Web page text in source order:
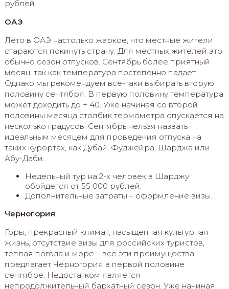
рублей.
ОАЭ
Лето в ОАЭ настолько жаркое, что местные жители
стараются покинуть страну. Для местных жителей это
обычно сезон отпусков. Сентябрь более приятный
месяц, так как температура постепенно падает.
Однако мы рекомендуем все-таки выбирать вторую
половину сентября. В первую половину температура
может доходить до + 40. Уже начиная со второй
половины месяца столбик термометра опускается на
несколько градусов. Сентябрь нельзя назвать
идеальным месяцем для проведения отпуска на
таких курортах, как Дубай, Фуджейра, Шарджа или
Абу-Даби.
Недельный тур на 2-х человек в Шарджу
обойдется от 55 000 рублей.
Дополнительные затраты – оформление визы.
Черногория
Горы, прекрасный климат, насыщенная культурная
жизнь, отсутствие визы для российских туристов,
теплая погода и море – все эти преимущества
предлагает Черногория в первой половине
сентябре. Недостатком является
непродолжительный бархатный сезон. Уже начиная